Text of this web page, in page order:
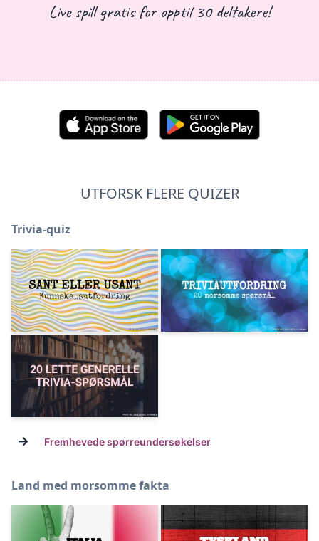
Live spill gratis for opptil 30 deltakere!
UTFORSK FLERE QUIZER
Trivia-quiz
→ Fremhevede spørreundersøkelser
Land med morsomme fakta